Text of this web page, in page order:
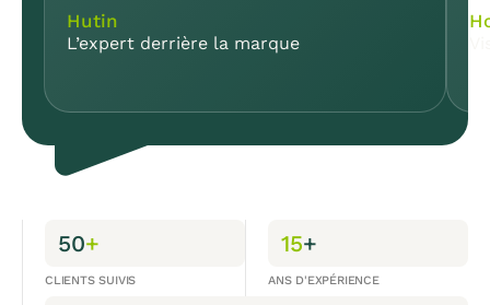
Hutin
L’expert derrière la marque
50+
CLIENTS SUIVIS
15+
ANS D'EXPÉRIENCE